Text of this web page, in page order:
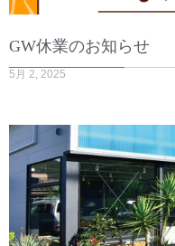
GW休業のお知らせ
5月 2, 2025